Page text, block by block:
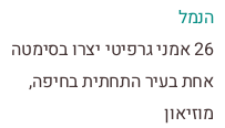
אמני גרפיטי יצרו בסימטה
בעיר התחתית בחיפה,